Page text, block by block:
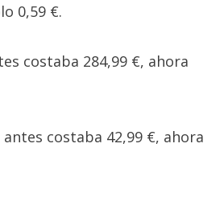
0,59 €.
costaba 284,99 €, ahora
antes costaba 42,99 €, ahora